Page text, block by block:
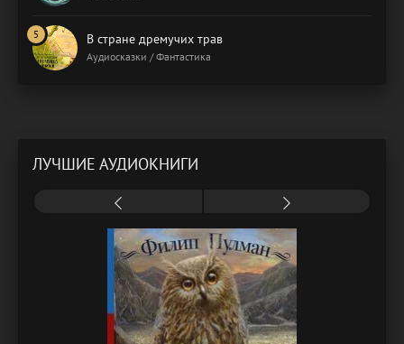
В стране дремучих трав
Аудиосказки / Фантастика
ЛУЧШИЕ АУДИОКНИГИ